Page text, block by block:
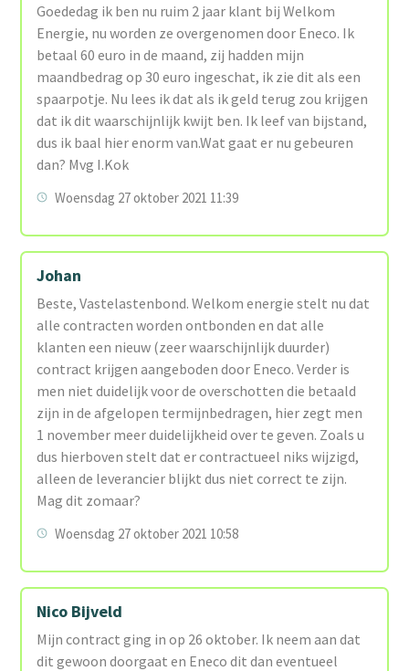
Goededag ik ben nu ruim 2 jaar klant bij Welkom
Energie, nu worden ze overgenomen door Eneco. Ik
betaal 60 euro in de maand, zij hadden mijn
maandbedrag op 30 euro ingeschat, ik zie dit als een
spaarpotje. Nu lees ik dat als ik geld terug zou krijgen
dat ik dit waarschijnlijk kwijt ben. Ik leef van bijstand,
dus ik baal hier enorm van.Wat gaat er nu gebeuren
dan? Mvg I.Kok
Woensdag 27 oktober 2021 11:39
Johan
Beste, Vastelastenbond. Welkom energie stelt nu dat
alle contracten worden ontbonden en dat alle
klanten een nieuw (zeer waarschijnlijk duurder)
contract krijgen aangeboden door Eneco. Verder is
men niet duidelijk voor de overschotten die betaald
zijn in de afgelopen termijnbedragen, hier zegt men
1 november meer duidelijkheid over te geven. Zoals u
dus hierboven stelt dat er contractueel niks wijzigd,
alleen de leverancier blijkt dus niet correct te zijn.
Mag dit zomaar?
Woensdag 27 oktober 2021 10:58
Nico Bijveld
Mijn contract ging in op 26 oktober. Ik neem aan dat
dit gewoon doorgaat en Eneco dit dan eventueel